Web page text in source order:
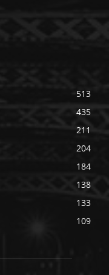
513
435
211
204
184
138
133
109